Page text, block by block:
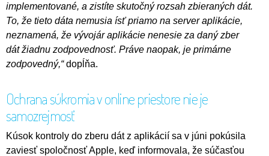
implementované, a zistíte skutočný rozsah zbieraných dát.
To, že tieto dáta nemusia ísť priamo na server aplikácie,
neznamená, že vývojár aplikácie nenesie za daný zber
dát žiadnu zodpovednosť. Práve naopak, je primárne
zodpovedný,“dopĺňa.
Ochrana súkromia v online priestore nie je
samozrejmosť
Kúsok kontroly do zberu dát z aplikácií sa v júni pokúsila
zaviesť spoločnosť Apple, keď informovala, že súčasťou